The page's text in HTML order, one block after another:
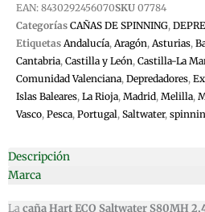
EAN: 8430292456070SKU 07784
Categorías CAÑAS DE SPINNING,
Etiquetas Andalucía, Aragón, Asturias,
Cantabria, Castilla y León, Castilla-La
Comunidad Valenciana, Depredadores,
Islas Baleares, La Rioja, Madrid, Melilla,
Vasco, Pesca, Portugal, Saltwater,
Descripción
Marca
Lacaña Hart ECO Saltwater S80MH